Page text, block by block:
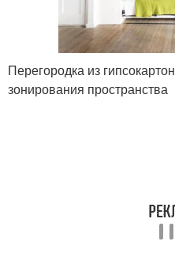
Перегородка из
зонирования пространства